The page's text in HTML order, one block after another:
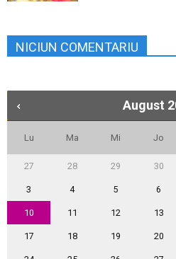
NICIUN COMENTARIU
August
Lu Ma Mi Jo
27 28 29 30
3 4 5 6
10 11 12 13
17 18 19 20